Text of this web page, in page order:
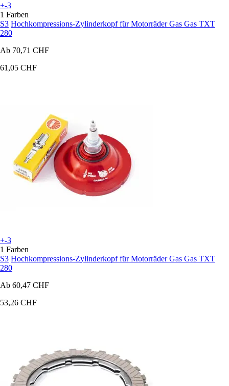
+-3
1 Farben
S3 Hochkompressions-Zylinderkopf für Motorräder Gas Gas TXT
280
Ab 70,71 CHF
61,05 CHF
+-3
1 Farben
S3 Hochkompressions-Zylinderkopf für Motorräder Gas Gas TXT
280
Ab 60,47 CHF
53,26 CHF